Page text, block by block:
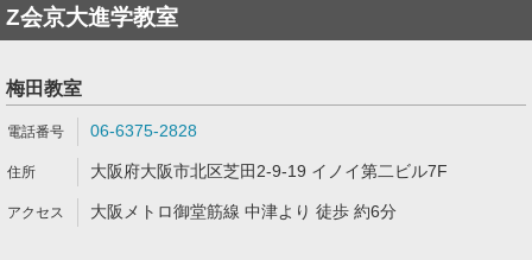
Z会京大進学教室
梅田教室
06-6375-2828
大阪府大阪市北区芝田2-9-19 イノイ第二ビル7F
大阪メトロ御堂筋線 中津より 徒歩 約6分